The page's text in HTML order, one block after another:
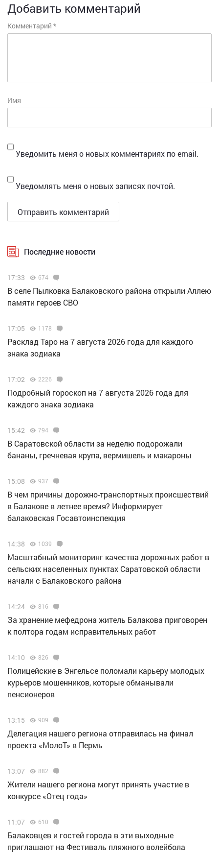
Добавить комментарий
Комментарий *
Имя
Уведомить меня о новых комментариях по email.
Уведомлять меня о новых записях почтой.
Последние новости
17:33 674
В селе Пылковка Балаковского района открыли Аллею
памяти героев СВО
17:05 1178
Расклад Таро на 7 августа 2026 года для каждого
знака зодиака
17:02 2226
Подробный гороскоп на 7 августа 2026 года для
каждого знака зодиака
15:42 794
В Саратовской области за неделю подорожали
бананы, гречневая крупа, вермишель и макароны
15:08 937
В чем причины дорожно-транспортных происшествий
в Балакове в летнее время? Информирует
балаковская Госавтоинспекция
14:38 1039
Масштабный мониторинг качества дорожных работ в
сельских населенных пунктах Саратовской области
начали с Балаковского района
14:24 816
За хранение мефедрона житель Балакова приговорен
к полтора годам исправительных работ
14:10 826
Полицейские в Энгельсе поломали карьеру молодых
курьеров мошенников, которые обманывали
пенсионеров
13:15 909
Делегация нашего региона отправилась на финал
проекта «МолоТ» в Пермь
13:07 882
Жители нашего региона могут принять участие в
конкурсе «Отец года»
11:07 610
Балаковцев и гостей города в эти выходные
приглашают на Фестиваль пляжного волейбола